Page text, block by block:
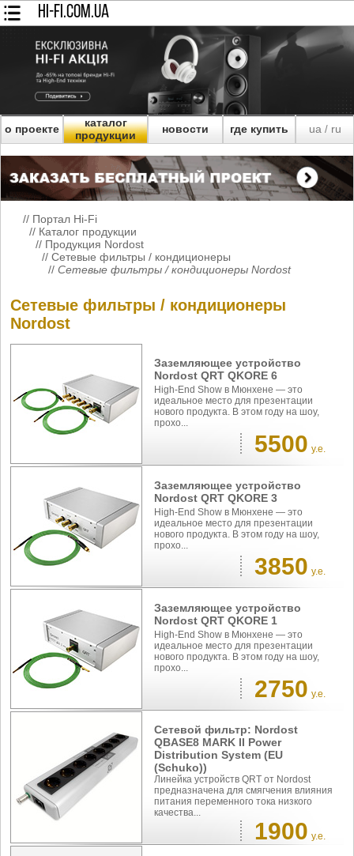
HI-FI.COM.UA
о проекте
каталог
продукции
новости где купить ua/ ru
// Портал Hi-Fi
// Каталог продукции
// Продукция Nordost
// Сетевые фильтры / кондиционеры
// Сетевые фильтры / кондиционеры Nordost
Сетевые фильтры / кондиционеры
Nordost
Заземляющее устройство
Nordost QRT QKORE 6
High-End Show в Мюнхене — это
идеальное место для презентации
нового продукта. В этом году на шоу,
прохо...
5500 у.е.
Заземляющее устройство
Nordost QRT QKORE 3
High-End Show в Мюнхене — это
идеальное место для презентации
нового продукта. В этом году на шоу,
прохо...
3850 у.е.
Заземляющее устройство
Nordost QRT QKORE 1
High-End Show в Мюнхене — это
идеальное место для презентации
нового продукта. В этом году на шоу,
прохо...
2750 у.е.
Сетевой фильтр: Nordost
QBASE8 MARK II Power
Distribution System (EU
(Schuko))
Линейка устройств QRT от Nordost
предназначена для смягчения влияния
питания переменного тока низкого
качества...
1900 у.е.